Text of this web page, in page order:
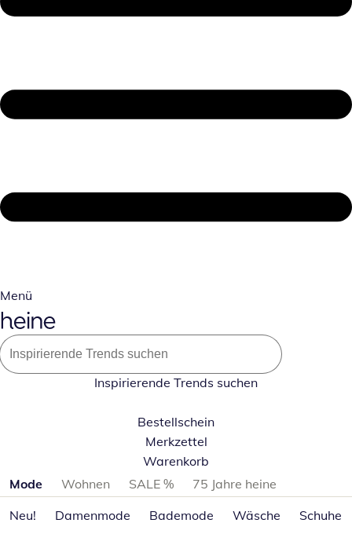
Menü
Inspirierende Trends suchen
Bestellschein
Merkzettel
Warenkorb
Produktkategorien überspringen
Mode Wohnen SALE %
75 Jahre heine
Neu!
Damenmode Bademode Wäsche Schuhe